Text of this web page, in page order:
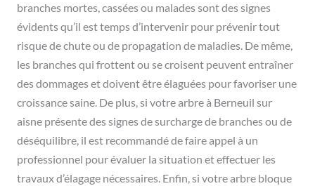
branches mortes, cassées ou malades sont des signes
évidents qu’il est temps d’intervenir pour prévenir tout
risque de chute ou de propagation de maladies. De même,
les branches qui frottent ou se croisent peuvent entraîner
des dommages et doivent être élaguées pour favoriser une
croissance saine. De plus, si votre arbre à Berneuil sur
aisne présente des signes de surcharge de branches ou de
déséquilibre, il est recommandé de faire appel à un
professionnel pour évaluer la situation et effectuer les
travaux d’élagage nécessaires. Enfin, si votre arbre bloque